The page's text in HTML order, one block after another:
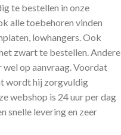
te bestellen in onze
alle toebehoren vinden
lowhangers. Ook
zwart te bestellen. Andere
op aanvraag. Voordat
wordt hij zorgvuldig
webshop is 24 uur per dag
snelle levering en zeer